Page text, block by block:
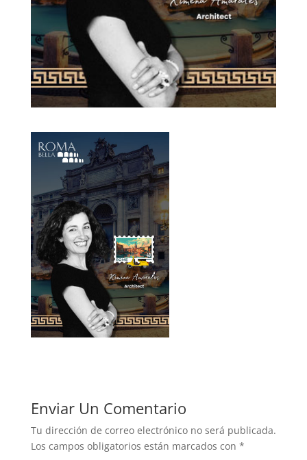
Enviar Un Comentario
Tu dirección de correo electrónico no será publicada.
Los campos obligatorios están marcados con *